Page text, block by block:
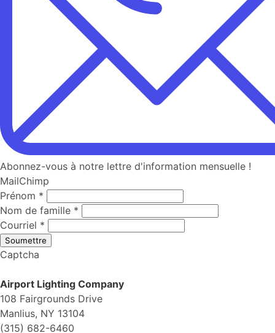
Abonnez-vous à notre lettre d'information mensuelle !
MailChimp
Prénom *
Nom de famille *
Courriel *
Soumettre
Captcha
Airport Lighting Company
108 Fairgrounds Drive
Manlius, NY 13104
(315) 682-6460